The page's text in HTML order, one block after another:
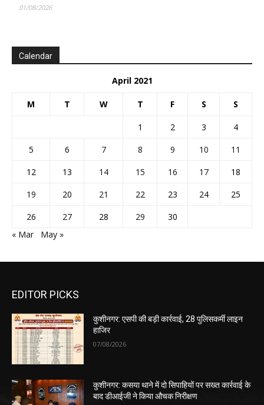
01/08/2026
Calendar
April 2021
M T W T F S S
1 2 3
4
5
6 7 8 9 10
11
12
13 14 15 16 17
18
19
20 21 22 23 24
25
26
27 28 29
30
« Mar
May »
EDITOR PICKS
कुशीनगर: एसपी की बड़ी कार्रवाई, 28 पुलिसकर्मी लाइन
हाजिर
07/08/2026
कुशीनगर: कसया थाने में दो सिपाहियों पर सख्त कार्रवाई के
बाद डीआईजी ने किया औचक निरीक्षण